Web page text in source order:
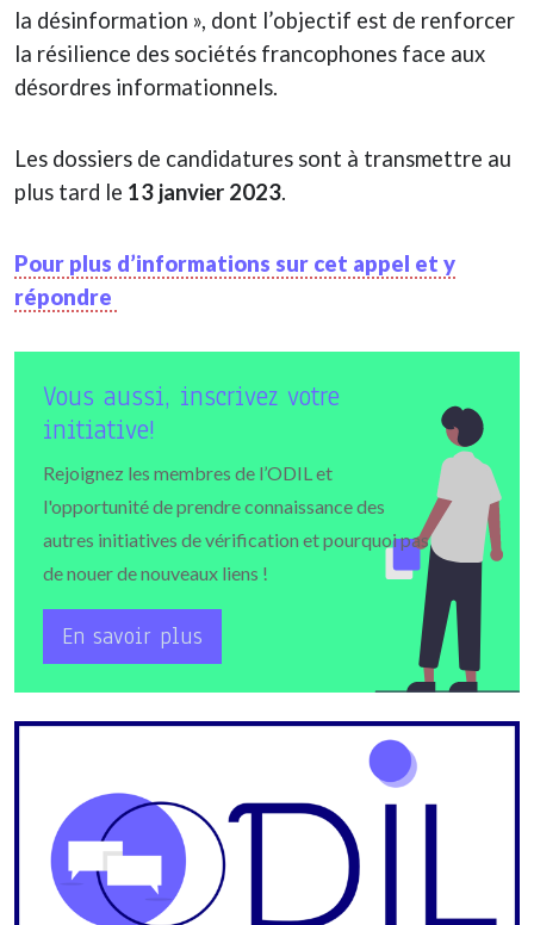
la désinformation », dont l’objectif est de renforcer
la résilience des sociétés francophones face aux
désordres informationnels.
Les dossiers de candidatures sont à transmettre au
plus tard le 13 janvier 2023.
Pour plus d’informations sur cet appel et y
répondre
Vous aussi, inscrivez votre
initiative!
Rejoignez les membres de l’ODIL et
l'opportunité de prendre connaissance des
autres initiatives de vérification et pourquoi pas
de nouer de nouveaux liens !
En savoir plus